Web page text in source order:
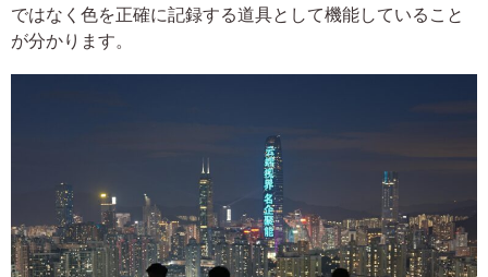
ではなく色を正確に記録する道具として機能していること
が分かります。